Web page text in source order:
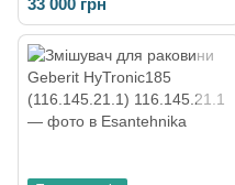
мережі, з функціональним
блоком, чорний матовий
(116.162.14.1)
33 000 грн